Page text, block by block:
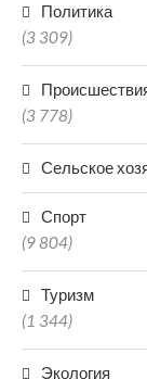
Политика
(3 309)
(3 778)
Сельское
Спорт
(9 804)
Туризм
(1 344)
Экология